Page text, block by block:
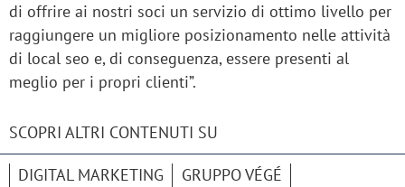
di offrire ai nostri soci un servizio di ottimo livello per
raggiungere un migliore posizionamento nelle attività
di local seo e, di conseguenza, essere presenti al
meglio per i propri clienti”.
SCOPRI ALTRI CONTENUTI SU
DIGITAL MARKETING
GRUPPO VÉGÉ